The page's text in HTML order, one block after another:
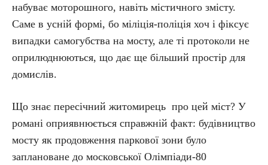
набуває моторошного, навіть містичного змісту.
Саме в усній формі, бо міліція-поліція хоч і фіксує
випадки самогубства на мосту, але ті протоколи не
оприлюднюються, що дає ще більший простір для
домислів.
Що знає пересічний житомирець про цей міст? У
романі оприявнюється справжній факт: будівництво
мосту як продовження паркової зони було
заплановане до московської Олімпіади-80